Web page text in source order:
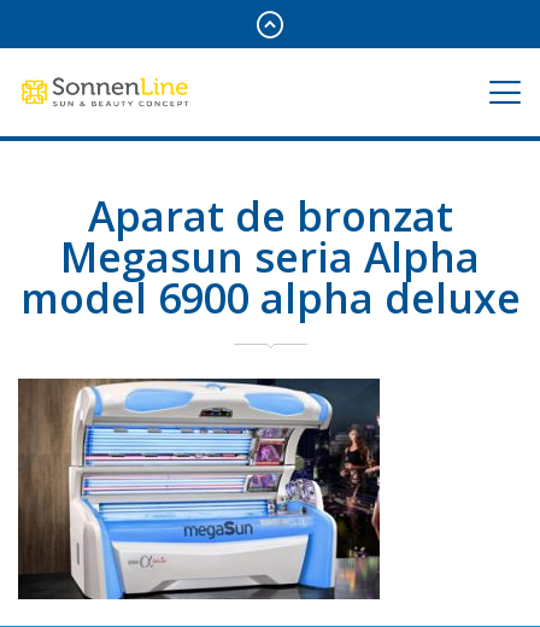
Aparat de bronzat
Megasun seria Alpha
model 6900 alpha deluxe